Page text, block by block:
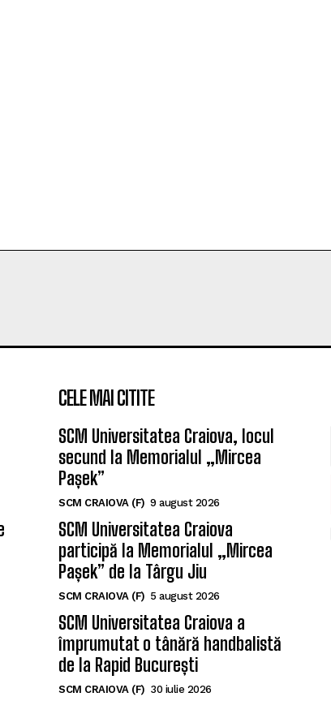
CELE MAI CITITE
SCM Universitatea Craiova, locul
secund la Memorialul „Mircea
Pașek”
SCM CRAIOVA (F) 9 august 2026
SCM Universitatea Craiova
participă la Memorialul „Mircea
Pașek” de la Târgu Jiu
SCM CRAIOVA (F) 5 august 2026
SCM Universitatea Craiova a
împrumutat o tânără handbalistă
de la Rapid București
SCM CRAIOVA (F) 30 iulie 2026